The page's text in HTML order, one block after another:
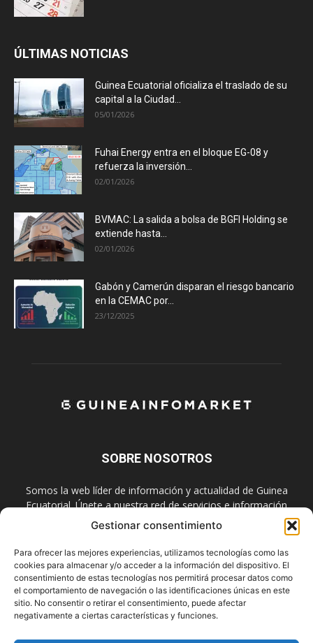
Gestionar consentimiento
Para ofrecer las mejores experiencias, utilizamos tecnologías como las
cookies para almacenar y/o acceder a la información del dispositivo. El
consentimiento de estas tecnologías nos permitirá procesar datos como
el comportamiento de navegación o las identificaciones únicas en este
sitio. No consentir o retirar el consentimiento, puede afectar
negativamente a ciertas características y funciones.
ÚLTIMAS NOTICIAS
Guinea Ecuatorial oficializa el traslado de su
capital a la Ciudad...
05/01/2026
Fuhai Energy entra en el bloque EG-08 y
refuerza la inversión...
02/01/2026
BVMAC: La salida a bolsa de BGFI Holding se
extiende hasta...
02/01/2026
Gabón y Camerún disparan el riesgo bancario
en la CEMAC por...
23/12/2025
SOBRE NOSOTROS
Somos la web líder de información y actualidad de Guinea
Ecuatorial. Únete a nuestra red de servicios e información
digital también en las redes sociales.
Contáctanos:info@guineainfomarket.com
SÍGUENOS